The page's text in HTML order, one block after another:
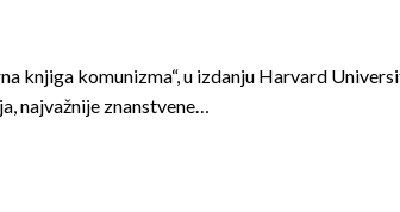
knjiga komunizma“, u izdanju Harvard
najvažnije znanstvene…